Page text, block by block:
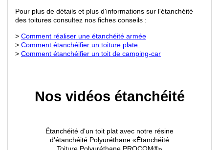
Pour plus de détails et plus d'informations sur l'étanchéité
des toitures consultez nos fiches conseils :
> Comment réaliser une étanchéité armée
> Comment étanchéifier un toiture plate
> Comment étanchéifier un toit de camping-car
Nos vidéos étanchéité
Étanchéité d'un toit plat avec notre résine
d'étanchéité Polyuréthane «Étanchéité